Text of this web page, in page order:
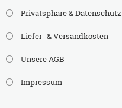
Privatsphäre & Datenschutz
Liefer- & Versandkosten
Unsere AGB
Impressum